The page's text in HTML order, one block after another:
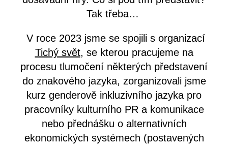
Tak třeba…
V roce 2023 jsme se spojili s organizací
Tichý svět, se kterou pracujeme na
procesu tlumočení některých představení
do znakového jazyka, zorganizovali jsme
kurz genderově inkluzivního jazyka pro
pracovníky kulturního PR a komunikace
nebo přednášku o alternativních
ekonomických systémech (postavených